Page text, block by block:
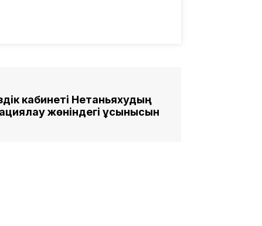
кабинеті Нетаньяхудың
жөніндегі ұсынысын